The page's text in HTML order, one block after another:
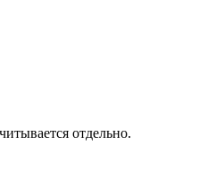
отдельно.